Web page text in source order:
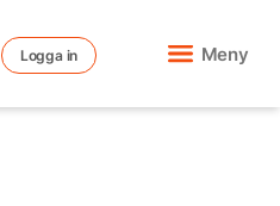
Logga in Meny